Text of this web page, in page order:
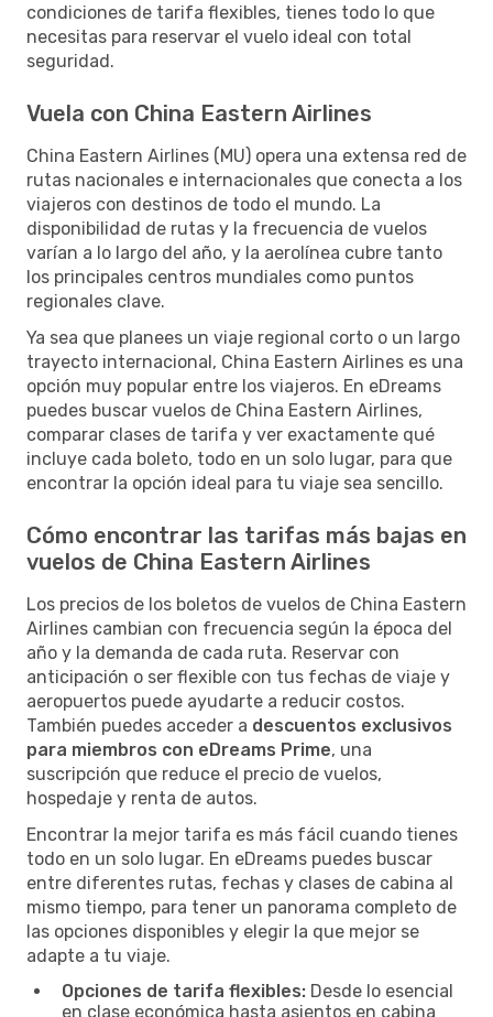
condiciones de tarifa flexibles, tienes todo lo que
necesitas para reservar el vuelo ideal con total
seguridad.
Vuela con China Eastern Airlines
China Eastern Airlines (MU) opera una extensa red de
rutas nacionales e internacionales que conecta a los
viajeros con destinos de todo el mundo. La
disponibilidad de rutas y la frecuencia de vuelos
varían a lo largo del año, y la aerolínea cubre tanto
los principales centros mundiales como puntos
regionales clave.
Ya sea que planees un viaje regional corto o un largo
trayecto internacional, China Eastern Airlines es una
opción muy popular entre los viajeros. En eDreams
puedes buscar vuelos de China Eastern Airlines,
comparar clases de tarifa y ver exactamente qué
incluye cada boleto, todo en un solo lugar, para que
encontrar la opción ideal para tu viaje sea sencillo.
Cómo encontrar las tarifas más bajas en
vuelos de China Eastern Airlines
Los precios de los boletos de vuelos de China Eastern
Airlines cambian con frecuencia según la época del
año y la demanda de cada ruta. Reservar con
anticipación o ser flexible con tus fechas de viaje y
aeropuertos puede ayudarte a reducir costos.
También puedes acceder a descuentos exclusivos
para miembros con eDreams Prime, una
suscripción que reduce el precio de vuelos,
hospedaje y renta de autos.
Encontrar la mejor tarifa es más fácil cuando tienes
todo en un solo lugar. En eDreams puedes buscar
entre diferentes rutas, fechas y clases de cabina al
mismo tiempo, para tener un panorama completo de
las opciones disponibles y elegir la que mejor se
adapte a tu viaje.
Opciones de tarifa flexibles: Desde lo esencial
en clase económica hasta asientos en cabina